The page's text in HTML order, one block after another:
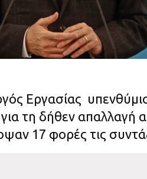
Εργασίας
τη δήθεν απαλλαγή
17 φορές τις